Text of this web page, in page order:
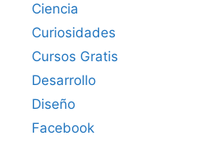
Ciencia
Curiosidades
Cursos Gratis
Desarrollo
Diseño
Facebook